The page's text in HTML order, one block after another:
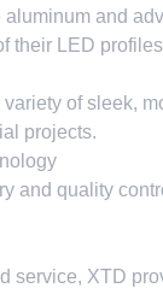
and
their LED profiles
of sleek,
projects.
and quality
service, XTD